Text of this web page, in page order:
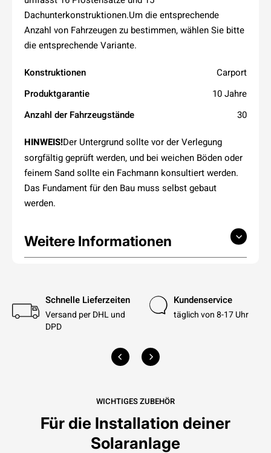
Dachunterkonstruktionen.Um die entsprechende
Anzahl von Fahrzeugen zu bestimmen, wählen Sie bitte
die entsprechende Variante.
Konstruktionen
Carport
Produktgarantie
10 Jahre
Anzahl der Fahrzeugstände
30
HINWEIS!Der Untergrund sollte vor der Verlegung
sorgfältig geprüft werden, und bei weichen Böden oder
feinem Sand sollte ein Fachmann konsultiert werden.
Das Fundament für den Bau muss selbst gebaut
werden.
Weitere Informationen
Schnelle Lieferzeiten
Versand per DHL und
DPD
Kundenservice
täglich von 8-17 Uhr
WICHTIGES ZUBEHÖR
Für die Installation deiner
Solaranlage